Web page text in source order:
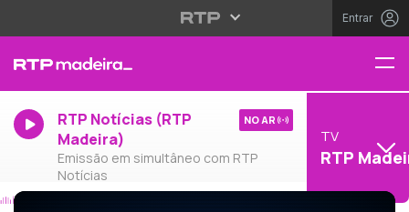
Entrar
RTP Notícias (RTP
Madeira)
Emissão em simultâneo com RTP
Notícias
NO AR
TV
RTP